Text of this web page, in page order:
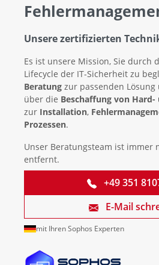
Unsere zertifizierten
Es ist unsere Mission, Sie durch
Lifecycle der IT-Sicherheit zu
Beratung zur passenden
über die Beschaffung von
zur Installation,
Prozessen.
Unser Beratungsteam ist immer
entfernt.
+49 351
E-Mail
mit Ihren Sophos Experten